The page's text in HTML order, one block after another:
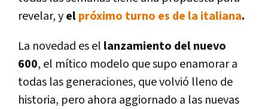
revelar, yelpróximo turno es de la italiana.
La novedad es el lanzamiento del nuevo
600, el mítico modelo que supo enamorar a
todas las generaciones, que volvió lleno de
historia, pero ahora aggiornado a las nuevas